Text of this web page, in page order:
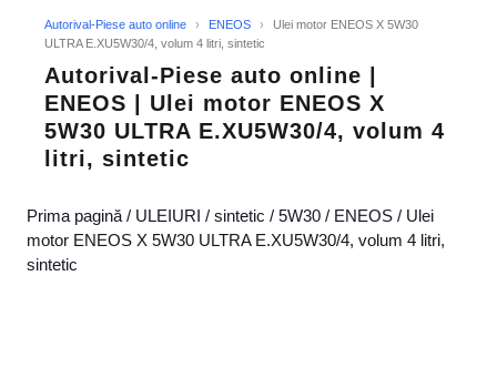
Autorival-Piese auto online › ENEOS ›
Ulei motor ENEOS X 5W30
ULTRA E.XU5W30/4, volum 4 litri, sintetic
Autorival-Piese auto online |
ENEOS | Ulei motor ENEOS X
5W30 ULTRA E.XU5W30/4, volum 4
litri, sintetic
Prima pagină / ULEIURI / sintetic / 5W30 / ENEOS / Ulei
motor ENEOS X 5W30 ULTRA E.XU5W30/4, volum 4 litri,
sintetic